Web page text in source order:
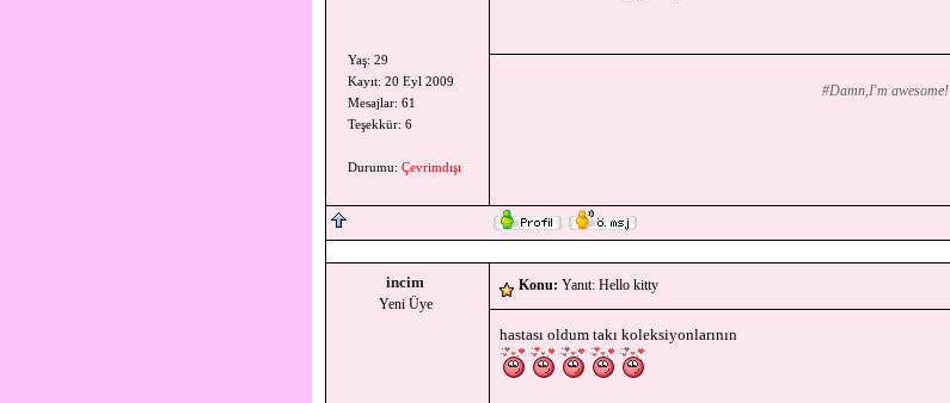
Yaş: 29
Kayıt: 20 Eyl 2009
Mesajlar: 61
Teşekkür: 6
Durumu: Çevrimdışı
#Damn,I'm awesome!
incim
Yeni Üye
Konu: Yanıt: Hello kitty
hastası oldum takı koleksiyonlarının